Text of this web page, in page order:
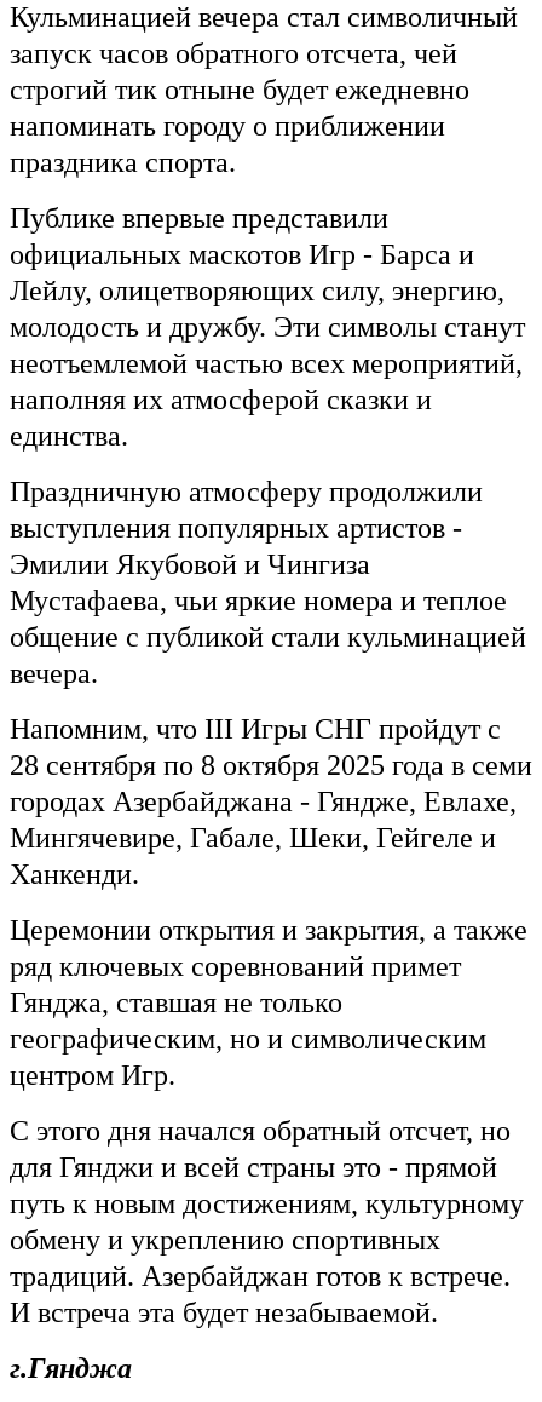
Кульминацией вечера стал символичный
запуск часов обратного отсчета, чей
строгий тик отныне будет ежедневно
напоминать городу о приближении
праздника спорта.
Публике впервые представили
официальных маскотов Игр - Барса и
Лейлу, олицетворяющих силу, энергию,
молодость и дружбу. Эти символы станут
неотъемлемой частью всех мероприятий,
наполняя их атмосферой сказки и
единства.
Праздничную атмосферу продолжили
выступления популярных артистов -
Эмилии Якубовой и Чингиза
Мустафаева, чьи яркие номера и теплое
общение с публикой стали кульминацией
вечера.
Напомним, что III Игры СНГ пройдут с
28 сентября по 8 октября 2025 года в семи
городах Азербайджана - Гяндже, Евлахе,
Мингячевире, Габале, Шеки, Гейгеле и
Ханкенди.
Церемонии открытия и закрытия, а также
ряд ключевых соревнований примет
Гянджа, ставшая не только
географическим, но и символическим
центром Игр.
С этого дня начался обратный отсчет, но
для Гянджи и всей страны это - прямой
путь к новым достижениям, культурному
обмену и укреплению спортивных
традиций. Азербайджан готов к встрече.
И встреча эта будет незабываемой.
г.Гянджа